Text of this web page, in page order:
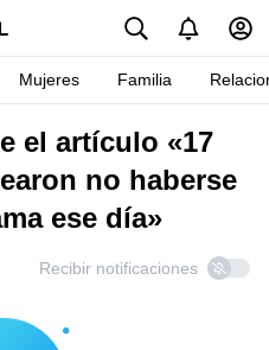
Mujeres Familia
el artículo «17
no haberse
ese día»
Recibir notificaciones